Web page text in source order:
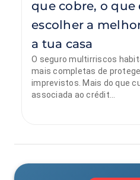
que cobre, o que
escolher a
a tua casa
O seguro multirriscos
mais completas de
imprevistos. Mais do que
associada ao crédit...